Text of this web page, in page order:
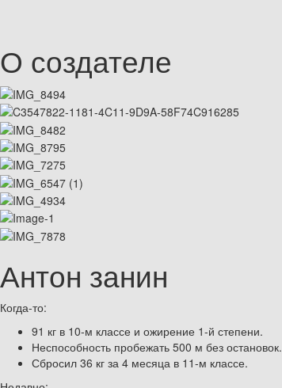
О создателе
Антон занин
Когда-то:
91 кг в 10-м классе и ожирение 1-й степени.
Неспособность пробежать 500 м без остановок.
Сбросил 36 кг за 4 месяца в 11-м классе.